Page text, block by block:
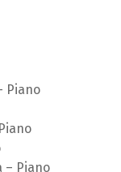
Piano
– Piano